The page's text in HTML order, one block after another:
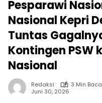
Pesparawi
Nasional Kepri
Tuntas
Kontingen PSW
Nasional
Redaksi
3 Min Baca
Juni 30, 2026